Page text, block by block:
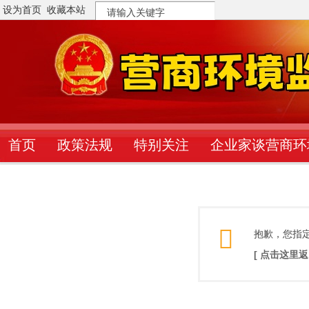
设为首页 收藏本站
搜
索
首页 政策法规 特别关注 企业家谈营商
抱歉，您指
[ 点击这里